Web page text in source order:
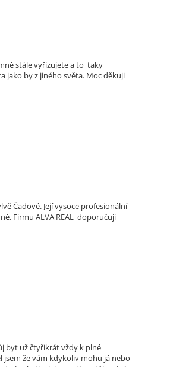
stále vyřizujete a to taky
jako by z jiného světa. Moc děkuji
Čadové. Její vysoce profesionální
Firmu ALVA REAL doporučuji
byt už čtyřikrát vždy k plné
jsem že vám kdykoliv mohu já nebo